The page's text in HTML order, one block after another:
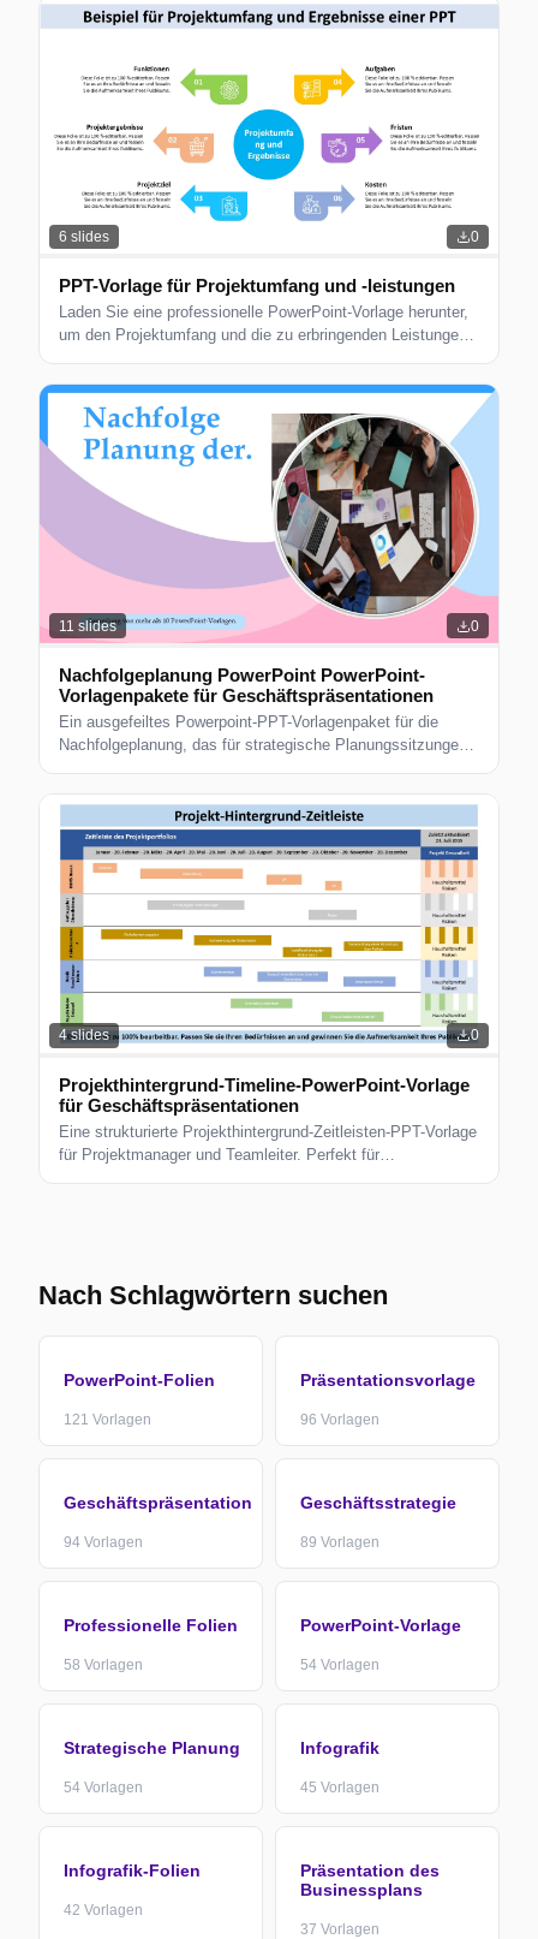
6 slides 0
PPT-Vorlage für Projektumfang und -leistungen
Laden Sie eine professionelle PowerPoint-Vorlage herunter,
um den Projektumfang und die zu erbringenden Leistungen
11 slides 0
Nachfolgeplanung PowerPoint PowerPoint-
Vorlagenpakete für Geschäftspräsentationen
Ein ausgefeiltes Powerpoint-PPT-Vorlagenpaket für die
Nachfolgeplanung, das für strategische Planungssitzungen,
Unternehmensberater. Bereit zum Bearbeiten.
4slides 0
Projekthintergrund-Timeline-PowerPoint-Vorlage
für Geschäftspräsentationen
Eine strukturierte Projekthintergrund-Zeitleisten-PPT-Vorlage
für Projektmanager und Teamleiter. Perfekt für
Nach Schlagwörtern suchen
PowerPoint-Folien
121 Vorlagen
Präsentationsvorlage
96 Vorlagen
Geschäftspräsentation
94 Vorlagen
Geschäftsstrategie
89 Vorlagen
Professionelle Folien
58 Vorlagen
PowerPoint-Vorlage
54 Vorlagen
Strategische Planung
54 Vorlagen
Infografik
45 Vorlagen
Infografik-Folien
42 Vorlagen
Präsentation des
Businessplans
37 Vorlagen